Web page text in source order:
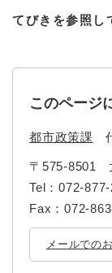
てびきを参照し
このページ
都市政策課
〒575-8501
Tel：072-
Fax：072-
メールでの